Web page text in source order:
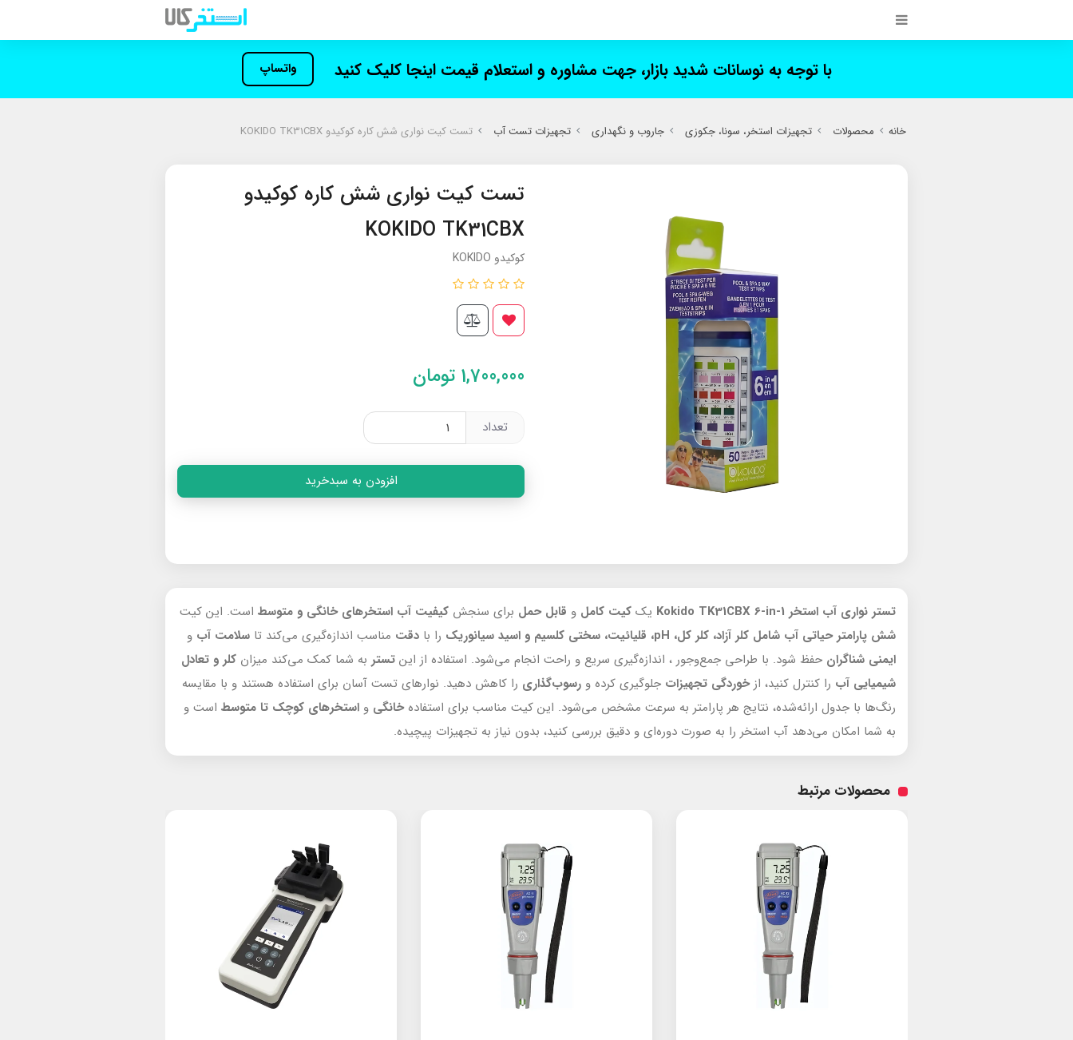
با توجه به نوسانات شدید بازار، جهت مشاوره و استعلام قیمت اینجا کلیک کنید واتساپ
خانه محصولات تجهیزات استخر، سونا، جکوزی جاروب و نگهداری تجهیزات تست آب تست کیت نواری شش کاره کوکیدو KOKIDO TK31CBX
تست کیت نواری شش کاره کوکیدو
KOKIDO TK31CBX
کوکیدو KOKIDO
1,700,000 تومان
تعداد
افزودن به سبدخرید
تستر نواری آب استخر Kokido TK31CBX 6-in-1 یک کیت کامل و قابل حمل برای سنجش کیفیت آب استخرهای خانگی و متوسط است. این کیت
شش پارامتر حیاتی آب شامل کلر آزاد، کلر کل، pH، قلیائیت، سختی کلسیم و اسید سیانوریک
را با دقت مناسب اندازه‌گیری می‌کند تا سلامت آب و
ایمنی شناگران حفظ شود. با طراحی جمع‌وجور ، اندازه‌گیری سریع و راحت انجام می‌شود. استفاده از این تستر به شما کمک می‌کند میزان کلر و تعادل
شیمیایی آب را کنترل کنید، ازخوردگی تجهیزات جلوگیری کرده و رسوب‌گذاری را کاهش دهید. نوارهای تست آسان برای استفاده هستند و با مقایسه
رنگ‌ها با جدول ارائه‌شده، نتایج هر پارامتر به سرعت مشخص می‌شود. این کیت مناسب برای استفادهخانگی و استخرهای کوچک تا متوسط است و
به شما امکان می‌دهد آب استخر را به صورت دوره‌ای و دقیق بررسی کنید، بدون نیاز به تجهیزات پیچیده.
محصولات مرتبط